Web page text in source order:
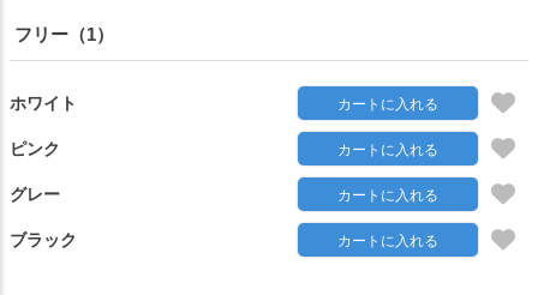
フリー（1）
ホワイト カートに入れる
ピンク カートに入れる
グレー カートに入れる
ブラック カートに入れる